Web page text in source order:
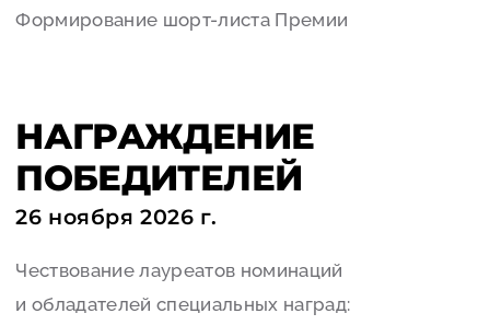
Формирование шорт-листа Премии
НАГРАЖДЕНИЕ
ПОБЕДИТЕЛЕЙ
26 ноября 2026 г.
Чествование лауреатов номинаций
и обладателей специальных наград: